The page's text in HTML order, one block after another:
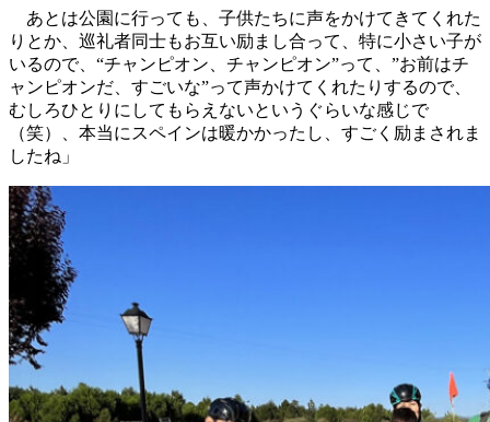
あとは公園に行っても、子供たちに声をかけてきてくれた
りとか、巡礼者同士もお互い励まし合って、特に小さい子が
いるので、“チャンピオン、チャンピオン”って、”お前はチ
ャンピオンだ、すごいな”って声かけてくれたりするので、
むしろひとりにしてもらえないというぐらいな感じで
（笑）、本当にスペインは暖かかったし、すごく励まされま
したね」